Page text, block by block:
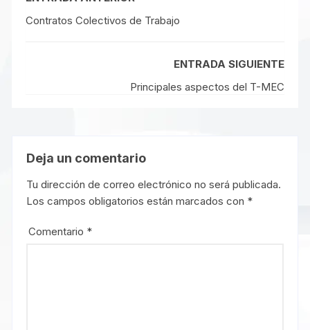
Contratos Colectivos de Trabajo
ENTRADA SIGUIENTE
Principales aspectos del T-MEC
Deja un comentario
Tu dirección de correo electrónico no será publicada.
Los campos obligatorios están marcados con *
Comentario *